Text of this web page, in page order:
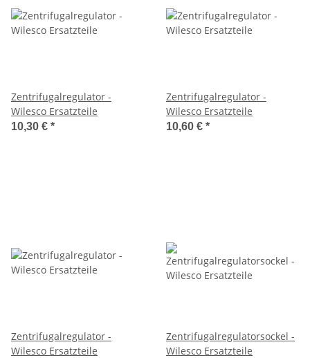
Zentrifugalregulator -
Wilesco Ersatzteile
10,30 € *
Zentrifugalregulator -
Wilesco Ersatzteile
10,60 € *
Zentrifugalregulator -
Wilesco Ersatzteile
Zentrifugalregulatorsockel -
Wilesco Ersatzteile